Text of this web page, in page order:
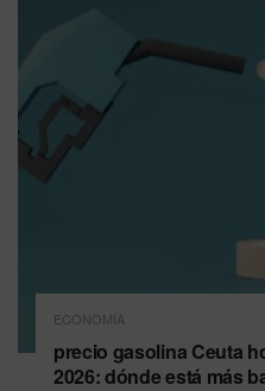
ECONOMÍA
precio gasolina Ceuta
2026: dónde está más